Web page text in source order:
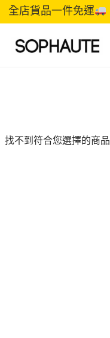
全店貨品一件免運
找不到符合您選擇的商品